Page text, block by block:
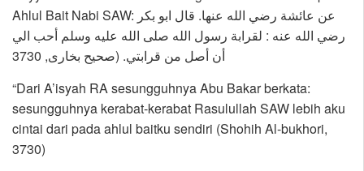
Ahlul Bait Nabi SAW: عن عائشة رضي الله عنها. قال ابو بكر
رضي الله عنه : لقرابة رسول الله صلى الله عليه وسلم أحب الي
أن أصل من قرابتي. (صحيح بخارى, 3730
“Dari A’isyah RA sesungguhnya Abu Bakar berkata:
sesungguhnya kerabat-kerabat Rasulullah SAW lebih aku
cintai dari pada ahlul baitku sendiri (Shohih Al-bukhori,
3730)